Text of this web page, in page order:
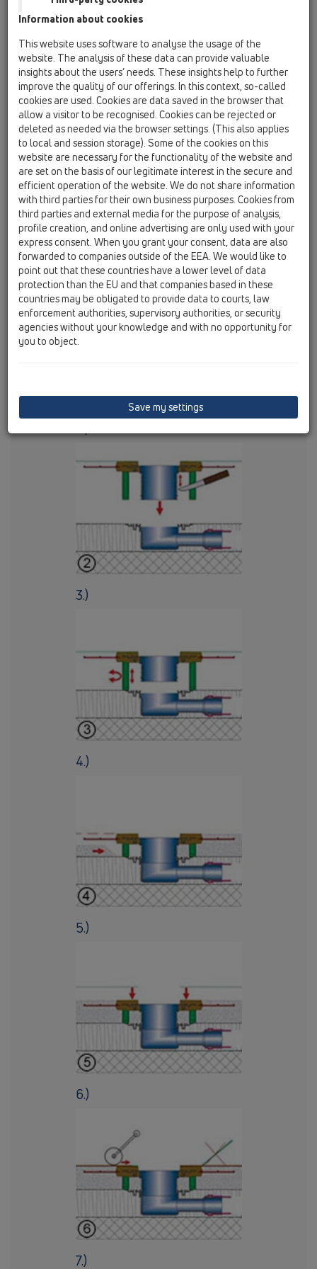
eresztő szigetelés, megbízható csatlakozást teremt a beton, a
csempe és a lefolyó között.
A CeraDrain rendszer alapján a lefolyó szigetelő karimájára
ráöntünk egy 20x300x300mm polymer-beton tömböt.
Ebbe a tömbbe, hogy az aljzatbetonhoz repedésmentes
kötést biztosítsunk, betonacél rácsot is behelyeztünk.
Ennek az egységnek pontos beállíthatóságát a magasságban
állítható lábak (4 db) biztosítják. A csempe, a polymer-beton
és a lefolyó közötti kötést adó elasztikus csemperagasztót
üvegszál fátyollal erősítettük meg.
A CeraDrain az építészek lehetőségeit tágítja, hogy a födémek
vastagságát csökkenthessék, de régi vizesblokkok
felújításánál is eredményesen használható.
Beépítési Példa
1.)
3.)
4.)
5.)
6.)
7.)
Information about cookies
This website uses software to analyse the usage of the
website. The analysis of these data can provide valuable
insights about the users’ needs. These insights help to further
improve the quality of our offerings. In this context, so-called
cookies are used. Cookies are data saved in the browser that
allow a visitor to be recognised. Cookies can be rejected or
deleted as needed via the browser settings. (This also applies
to local and session storage). Some of the cookies on this
website are necessary for the functionality of the website and
are set on the basis of our legitimate interest in the secure and
efficient operation of the website. We do not share information
with third parties for their own business purposes. Cookies from
third parties and external media for the purpose of analysis,
profile creation, and online advertising are only used with your
express consent. When you grant your consent, data are also
forwarded to companies outside of the EEA. We would like to
point out that these countries have a lower level of data
protection than the EU and that companies based in these
countries may be obligated to provide data to courts, law
enforcement authorities, supervisory authorities, or security
agencies without your knowledge and with no opportunity for
you to object.
Save my settings